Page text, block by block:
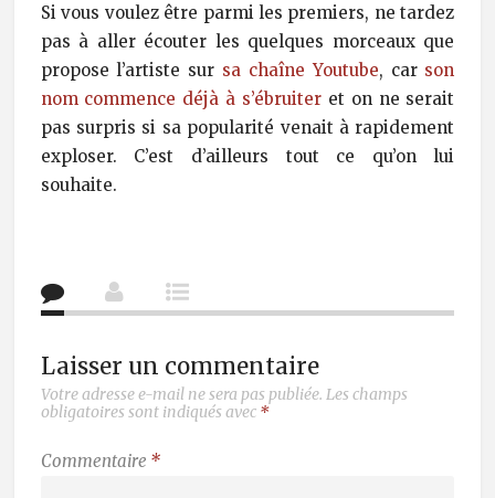
Si vous voulez être parmi les premiers, ne tardez
pas à aller écouter les quelques morceaux que
propose l’artiste sur sa chaîne Youtube, car son
nom commence déjà à s’ébruiter et on ne serait
pas surpris si sa popularité venait à rapidement
exploser. C’est d’ailleurs tout ce qu’on lui
souhaite.
Laisser un commentaire
Votre adresse e-mail ne sera pas publiée. Les champs
obligatoires sont indiqués avec *
Commentaire *